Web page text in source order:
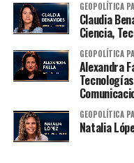
GEOPOLÍTICA
Claudia
Ciencia,
GEOPOLÍTICA
Alexandra
GEOPOLÍTICA
Natalia